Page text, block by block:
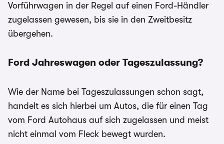
Vorführwagen in der Regel auf einen Ford-Händler
zugelassen gewesen, bis sie in den Zweitbesitz
übergehen.
Ford Jahreswagen oder Tageszulassung?
Wie der Name bei Tageszulassungen schon sagt,
handelt es sich hierbei um Autos, die für einen Tag
vom Ford Autohaus auf sich zugelassen und meist
nicht einmal vom Fleck bewegt wurden.